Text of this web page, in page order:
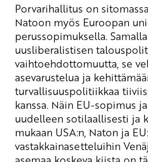
Porvarihallitus on
Natoon myös Euroopan
perussopimuksella.
uusliberalistisen
vaihtoehdottomuutta, se
asevarustelua ja
turvallisuuspolitiikkaa
kanssa. Näin EU-sopimus
uudelleen sotilaallisesti ja
mukaan USA:n, Naton ja
vastakkainasetteluihin